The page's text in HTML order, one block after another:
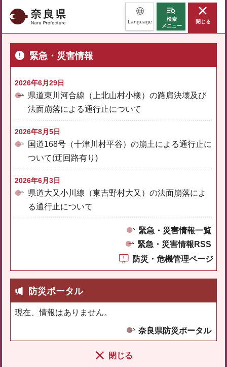
奈良県 Language
検索
メニュー
閉じる
緊急・災害情報
2026年6月29日
県道東川河合線（上北山村小橡）の路肩決壊及び
法面崩落による通行止について
2026年8月5日
国道168号（十津川村平谷）の崩土による通行止に
ついて(迂回路有り)
2026年6月3日
県道大又小川線（東吉野村大又）の法面崩落によ
る通行止について
緊急・災害情報一覧
緊急・災害情報RSS
防災・危機管理ページ
防災ポータル
現在、情報はありません。
奈良県防災ポータル
閉じる